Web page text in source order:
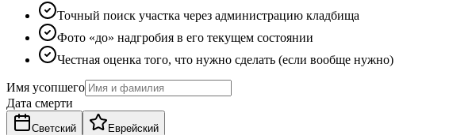
Точный поиск участка через администрацию кладбища
Фото «до» надгробия в его текущем состоянии
Честная оценка того, что нужно сделать (если вообще нужно)
Имя усопшего
Дата смерти
Светский Еврейский